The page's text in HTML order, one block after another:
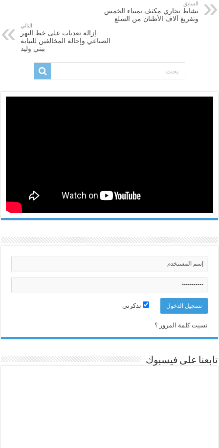
السابق
نشاط تجاري مكثف بميناء الخمس
وتفريغ آلاف الأطنان من السلع
التالي
إزالة تعديات على خط النهر
الصناعي وإحالة المخالفين للنيابة
ببني وليد
تذكرني
نسيت كلمة المرور ؟
تابعنا على فيسبوك